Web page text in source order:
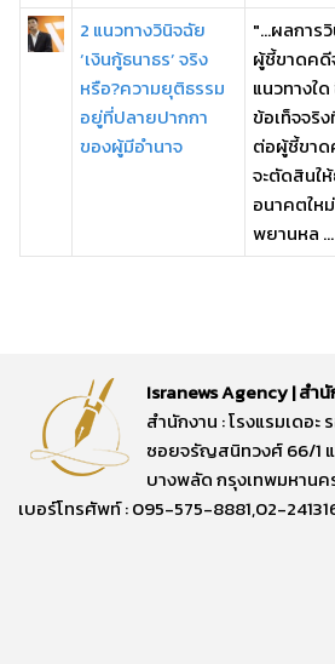
2 แนวทางวินิจฉัย
‘เงินกู้ธนาธร’ จริง
หรือ?ความยุติธรรม
อยู่ที่ปลายปากกา
ของผู้มีอำนาจ
"...ผลการ
ผู้ชี้ขาดคดี
แนวทางใ
ข้อเท็จจริ
ต่อผู้ชี้ขาด
จะตัดสินใ
อนาคตให
พยานหล ...
Isranews Agency | สำ
สำนักงาน : โรงแรมเดอะ
ซอยจรัญสนิทวงศ์ 66/1
บางพลัด กรุงเทพมหานค
เบอร์โทรศัพท์ : 095-575-8881,02-